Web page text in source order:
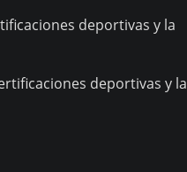
deportivas y la
deportivas y la